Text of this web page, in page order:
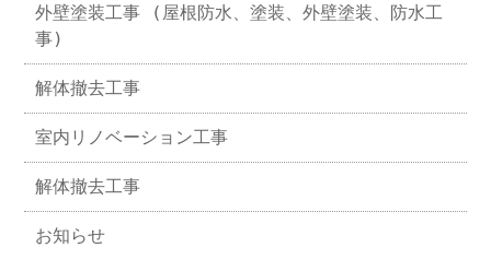
外壁塗装工事 (屋根防水、塗装、外壁塗装、防水工
事)
解体撤去工事
室内リノベーション工事
解体撤去工事
お知らせ